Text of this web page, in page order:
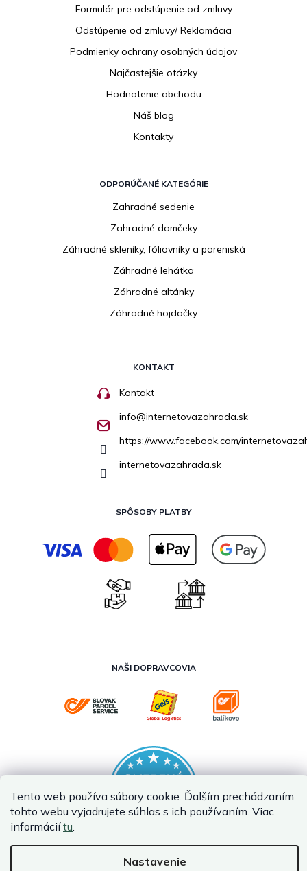
Tento web používa súbory cookie. Ďalším prechádzaním
tohto webu vyjadrujete súhlas s ich používaním. Viac
informáciítu.
Nastavenie
Formulár pre odstúpenie od zmluvy
Odstúpenie od zmluvy/ Reklamácia
Podmienky ochrany osobných údajov
Najčastejšie otázky
Hodnotenie obchodu
Náš blog
Kontakty
ODPORÚČANÉ KATEGÓRIE
Zahradné sedenie
Zahradné domčeky
Záhradné skleníky, fóliovníky a pareniská
Záhradné lehátka
Záhradné altánky
Záhradné hojdačky
KONTAKT
Kontakt
info@internetovazahrada.sk
https://www.facebook.com/
internetovazahrada.sk
SPÔSOBY PLATBY
NAŠI DOPRAVCOVIA